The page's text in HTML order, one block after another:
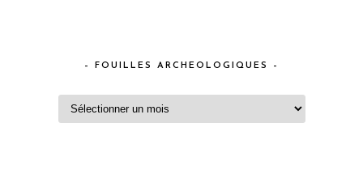
– FOUILLES ARCHEOLOGIQUES –